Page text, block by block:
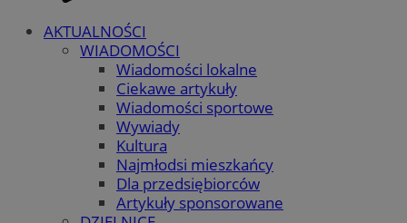
AKTUALNOŚCI
WIADOMOŚCI
Wiadomości lokalne
Ciekawe artykuły
Wiadomości sportowe
Wywiady
Kultura
Najmłodsi mieszkańcy
Dla przedsiębiorców
Artykuły sponsorowane